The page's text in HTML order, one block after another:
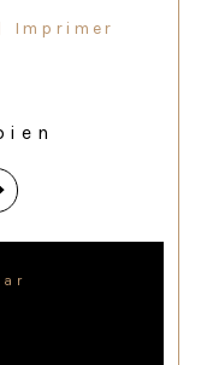
Imprimer